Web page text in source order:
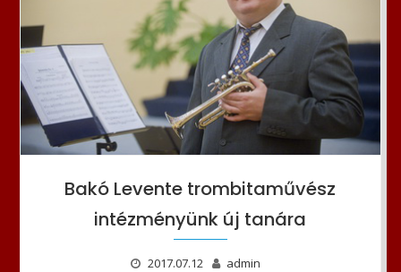
Bakó Levente trombitaművész
intézményünk új tanára
2017.07.12 admin